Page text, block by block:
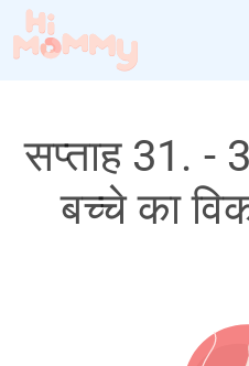
सप्ताह 31. -
बच्चे का